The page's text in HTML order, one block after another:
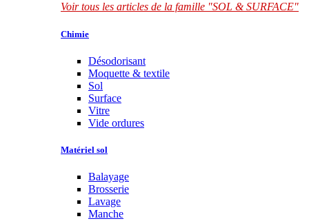
Voir tous les articles de la famille "SOL & SURFACE"
Chimie
Désodorisant
Moquette & textile
Sol
Surface
Vitre
Vide ordures
Matériel sol
Balayage
Brosserie
Lavage
Manche